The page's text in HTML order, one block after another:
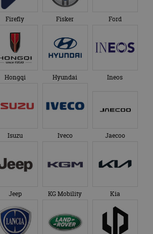
Firefly Fisker Ford
Hongqi Hyundai Ineos
Isuzu Iveco Jaecoo
Jeep KG Mobility Kia